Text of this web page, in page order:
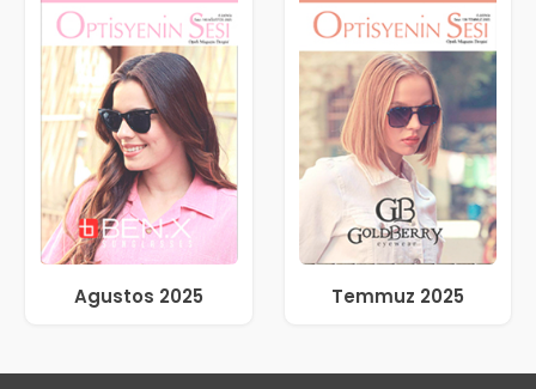
Agustos 2025 Temmuz 2025